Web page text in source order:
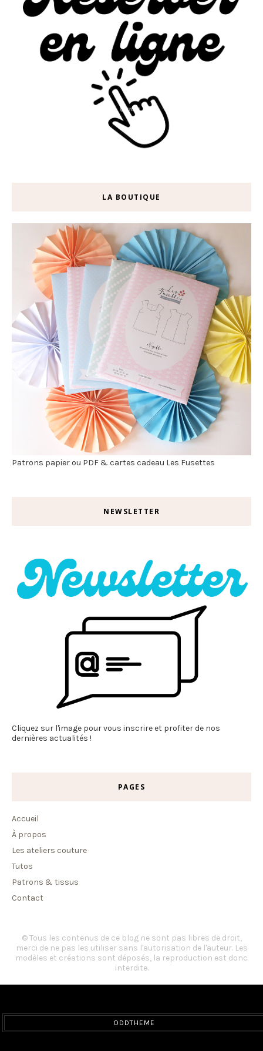
LA BOUTIQUE
Patrons papier ou PDF & cartes cadeau Les Fusettes
NEWSLETTER
Cliquez sur l'image pour vous inscrire et profiter de nos
dernières actualités !
PAGES
Accueil
À propos
Les ateliers couture
Tutos
Patrons & tissus
Contact
© Tous les contenus de ce blog ne sont pas libres de droit,
merci de ne pas les utiliser sans l'autorisation de l'auteur. Les
modèles et créations sont déposés, la reproduction est donc
interdite.
ODDTHEME